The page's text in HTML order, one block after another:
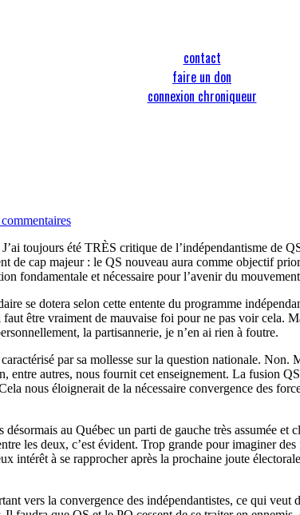
contact
faire un don
connexion chroniqueur
toujours été TRÈS critique de l’indépendantisme de
de cap majeur : le QS nouveau aura comme objectif
fondamentale et nécessaire pour l’avenir du
se dotera selon cette entente du programme
faut être vraiment de mauvaise foi pour ne pas voir
la partisannerie, je n’en ai rien à foutre.
par sa mollesse sur la question nationale.
entre autres, nous fournit cet enseignement. La fusion
nous éloignerait de la nécessaire convergence des
au Québec un parti de gauche très assumée
les deux, c’est évident. Trop grande pour imaginer
intérêt à se rapprocher après la prochaine joute
vers la convergence des indépendantistes, ce qui